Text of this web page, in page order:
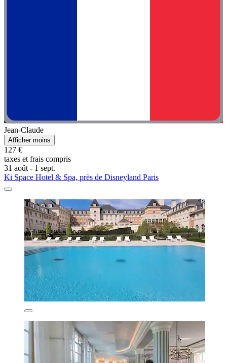
Jean-Claude
Afficher moins
127 €
taxes et frais compris
31 août - 1 sept.
Ki Space Hotel & Spa, près de Disneyland Paris